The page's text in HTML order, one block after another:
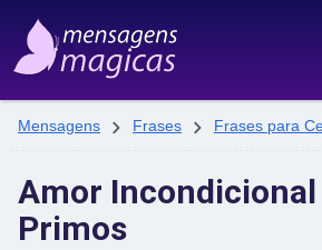
Mensagens  Frases  Frases para
Amor Incondicional
Primos